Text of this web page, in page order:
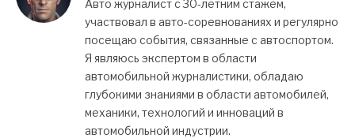
Авто журналист с 30-летним стажем,
участвовал в авто-соревнованиях и регулярно
посещаю события, связанные с автоспортом.
Я являюсь экспертом в области
автомобильной журналистики, обладаю
глубокими знаниями в области автомобилей,
механики, технологий и инноваций в
автомобильной индустрии.